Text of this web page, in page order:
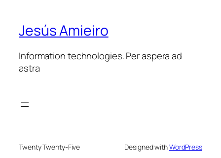
Jesús Amieiro
Information technologies. Per aspera ad
astra
Twenty Twenty-Five Designed withWordPress